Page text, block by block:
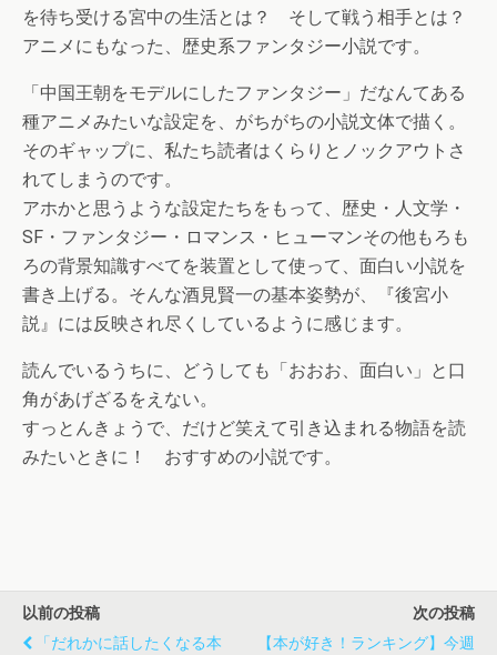
を待ち受ける宮中の生活とは？ そして戦う相手とは？
アニメにもなった、歴史系ファンタジー小説です。
「中国王朝をモデルにしたファンタジー」だなんてある
種アニメみたいな設定を、がちがちの小説文体で描く。
そのギャップに、私たち読者はくらりとノックアウトさ
れてしまうのです。
アホかと思うような設定たちをもって、歴史・人文学・
SF・ファンタジー・ロマンス・ヒューマンその他もろも
ろの背景知識すべてを装置として使って、面白い小説を
書き上げる。そんな酒見賢一の基本姿勢が、『後宮小
説』には反映され尽くしているように感じます。
読んでいるうちに、どうしても「おおお、面白い」と口
角があげざるをえない。
すっとんきょうで、だけど笑えて引き込まれる物語を読
みたいときに！ おすすめの小説です。
以前の投稿
「だれかに話したくなる本
次の投稿
【本が好き！ランキング】今週